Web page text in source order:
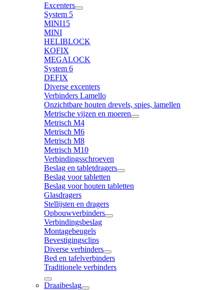
Excenters
System 5
MINI15
MINI
HELIBLOCK
KOFIX
MEGALOCK
System 6
DEFIX
Diverse excenters
Verbinders Lamello
Onzichtbare houten drevels, spies, lamellen
Metrische vijzen en moeren
Metrisch M4
Metrisch M6
Metrisch M8
Metrisch M10
Verbindingsschroeven
Beslag en tabletdragers
Beslag voor tabletten
Beslag voor houten tabletten
Glasdragers
Stellijsten en dragers
Opbouwverbinders
Verbindingsbeslag
Montagebeugels
Bevestigingsclips
Diverse verbinders
Bed en tafelverbinders
Traditionele verbinders
Draaibeslag